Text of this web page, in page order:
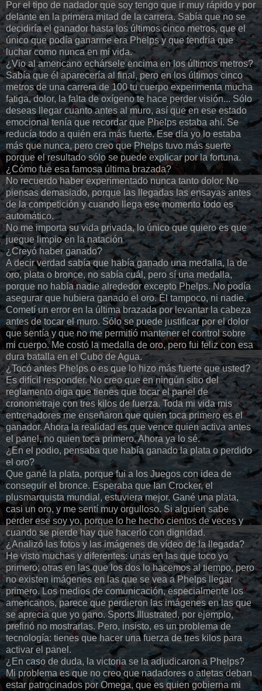
Por el tipo de nadador que soy tengo que ir muy rápido y por
delante en la primera mitad de la carrera. Sabía que no se
decidiría el ganador hasta los últimos cinco metros, que el
único que podía ganarme era Phelps y que tendría que
luchar como nunca en mi vida.
¿Vio al americano echársele encima en los últimos metros?
Sabía que él aparecería al final, pero en los últimos cinco
metros de una carrera de 100 tu cuerpo experimenta mucha
fatiga, dolor, la falta de oxígeno te hace perder visión... Sólo
deseas llegar cuanto antes al muro, así que en ese estado
emocional tenía que recordar que Phelps estaba ahí. Se
reducía todo a quién era más fuerte. Ese día yo lo estaba
más que nunca, pero creo que Phelps tuvo más suerte
porque el resultado sólo se puede explicar por la fortuna.
¿Cómo fue esa famosa última brazada?
No recuerdo haber experimentado nunca tanto dolor. No
piensas demasiado, porque las llegadas las ensayas antes
de la competición y cuando llega ese momento todo es
automático.
No me importa su vida privada, lo único que quiero es que
juegue limpio en la natación
¿Creyó haber ganado?
A decir verdad sabía que había ganado una medalla, la de
oro, plata o bronce, no sabía cuál, pero sí una medalla,
porque no había nadie alrededor excepto Phelps. No podía
asegurar que hubiera ganado el oro. Él tampoco, ni nadie.
Cometí un error en la última brazada por levantar la cabeza
antes de tocar el muro. Sólo se puede justificar por el dolor
que sentía y que no me permitió mantener el control sobre
mi cuerpo. Me costó la medalla de oro, pero fui feliz con esa
dura batalla en el Cubo de Agua.
¿Tocó antes Phelps o es que lo hizo más fuerte que usted?
Es difícil responder. No creo que en ningún sitio del
reglamento diga que tienes que tocar el panel de
cronometraje con tres kilos de fuerza. Toda mi vida mis
entrenadores me enseñaron que quien toca primero es el
ganador. Ahora la realidad es que vence quien activa antes
el panel, no quien toca primero. Ahora ya lo sé.
¿En el podio, pensaba que había ganado la plata o perdido
el oro?
Que gané la plata, porque fui a los Juegos con idea de
conseguir el bronce. Esperaba que Ian Crocker, el
plusmarquista mundial, estuviera mejor. Gané una plata,
casi un oro, y me sentí muy orgulloso. Si alguien sabe
perder ese soy yo, porque lo he hecho cientos de veces y
cuando se pierde hay que hacerlo con dignidad.
¿Analizó las fotos y las imágenes de vídeo de la llegada?
He visto muchas y diferentes: unas en las que toco yo
primero; otras en las que los dos lo hacemos al tiempo, pero
no existen imágenes en las que se vea a Phelps llegar
primero. Los medios de comunicación, especialmente los
americanos, parece que perdieron las imágenes en las que
se aprecia que yo gano. Sports Illustrated, por ejemplo,
prefirió no mostrarlas. Pero, insisto, es un problema de
tecnología: tienes que hacer una fuerza de tres kilos para
activar el panel.
¿En caso de duda, la victoria se la adjudicaron a Phelps?
Mi problema es que no creo que nadadores o atletas deban
estar patrocinados por Omega, que es quien gobierna mi